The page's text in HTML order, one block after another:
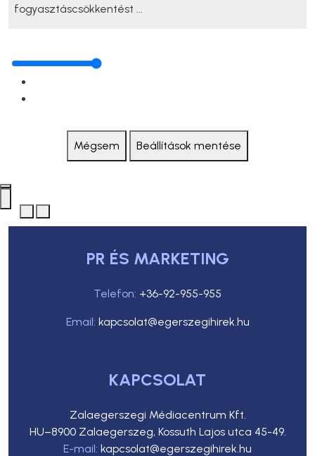
fogyasztáscsökkentést ...
Mégsem Beállítások mentése
PR ÉS MARKETING
Telefon: +36-92-955-955
Email: kapcsolat@egerszegihirek.hu
KAPCSOLAT
Zalaegerszegi Médiacentrum Kft.
HU–8900 Zalaegerszeg, Kossuth Lajos utca 45-49.
E-mail: kapcsolat@egerszegihirek.hu